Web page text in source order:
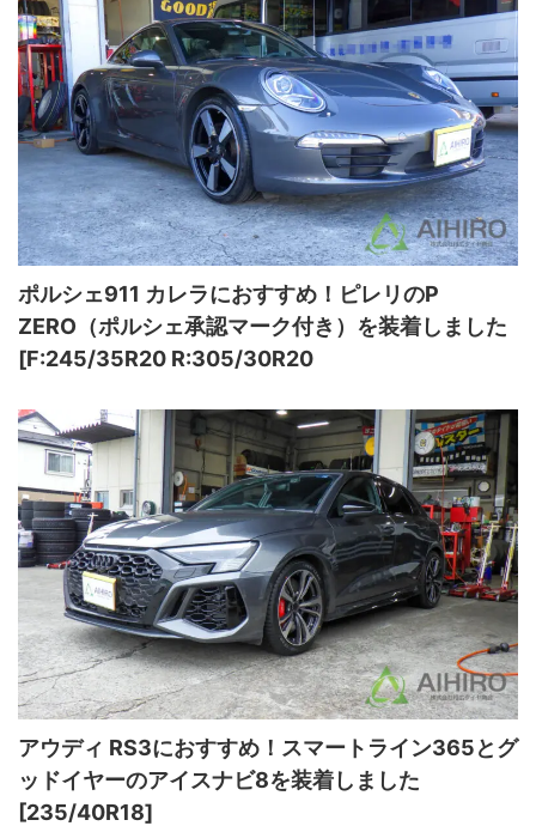
ポルシェ911 カレラにおすすめ！ピレリのP
ZERO（ポルシェ承認マーク付き）を装着しました
[F:245/35R20 R:305/30R20
アウディ RS3におすすめ！スマートライン365とグ
ッドイヤーのアイスナビ8を装着しました
[235/40R18]